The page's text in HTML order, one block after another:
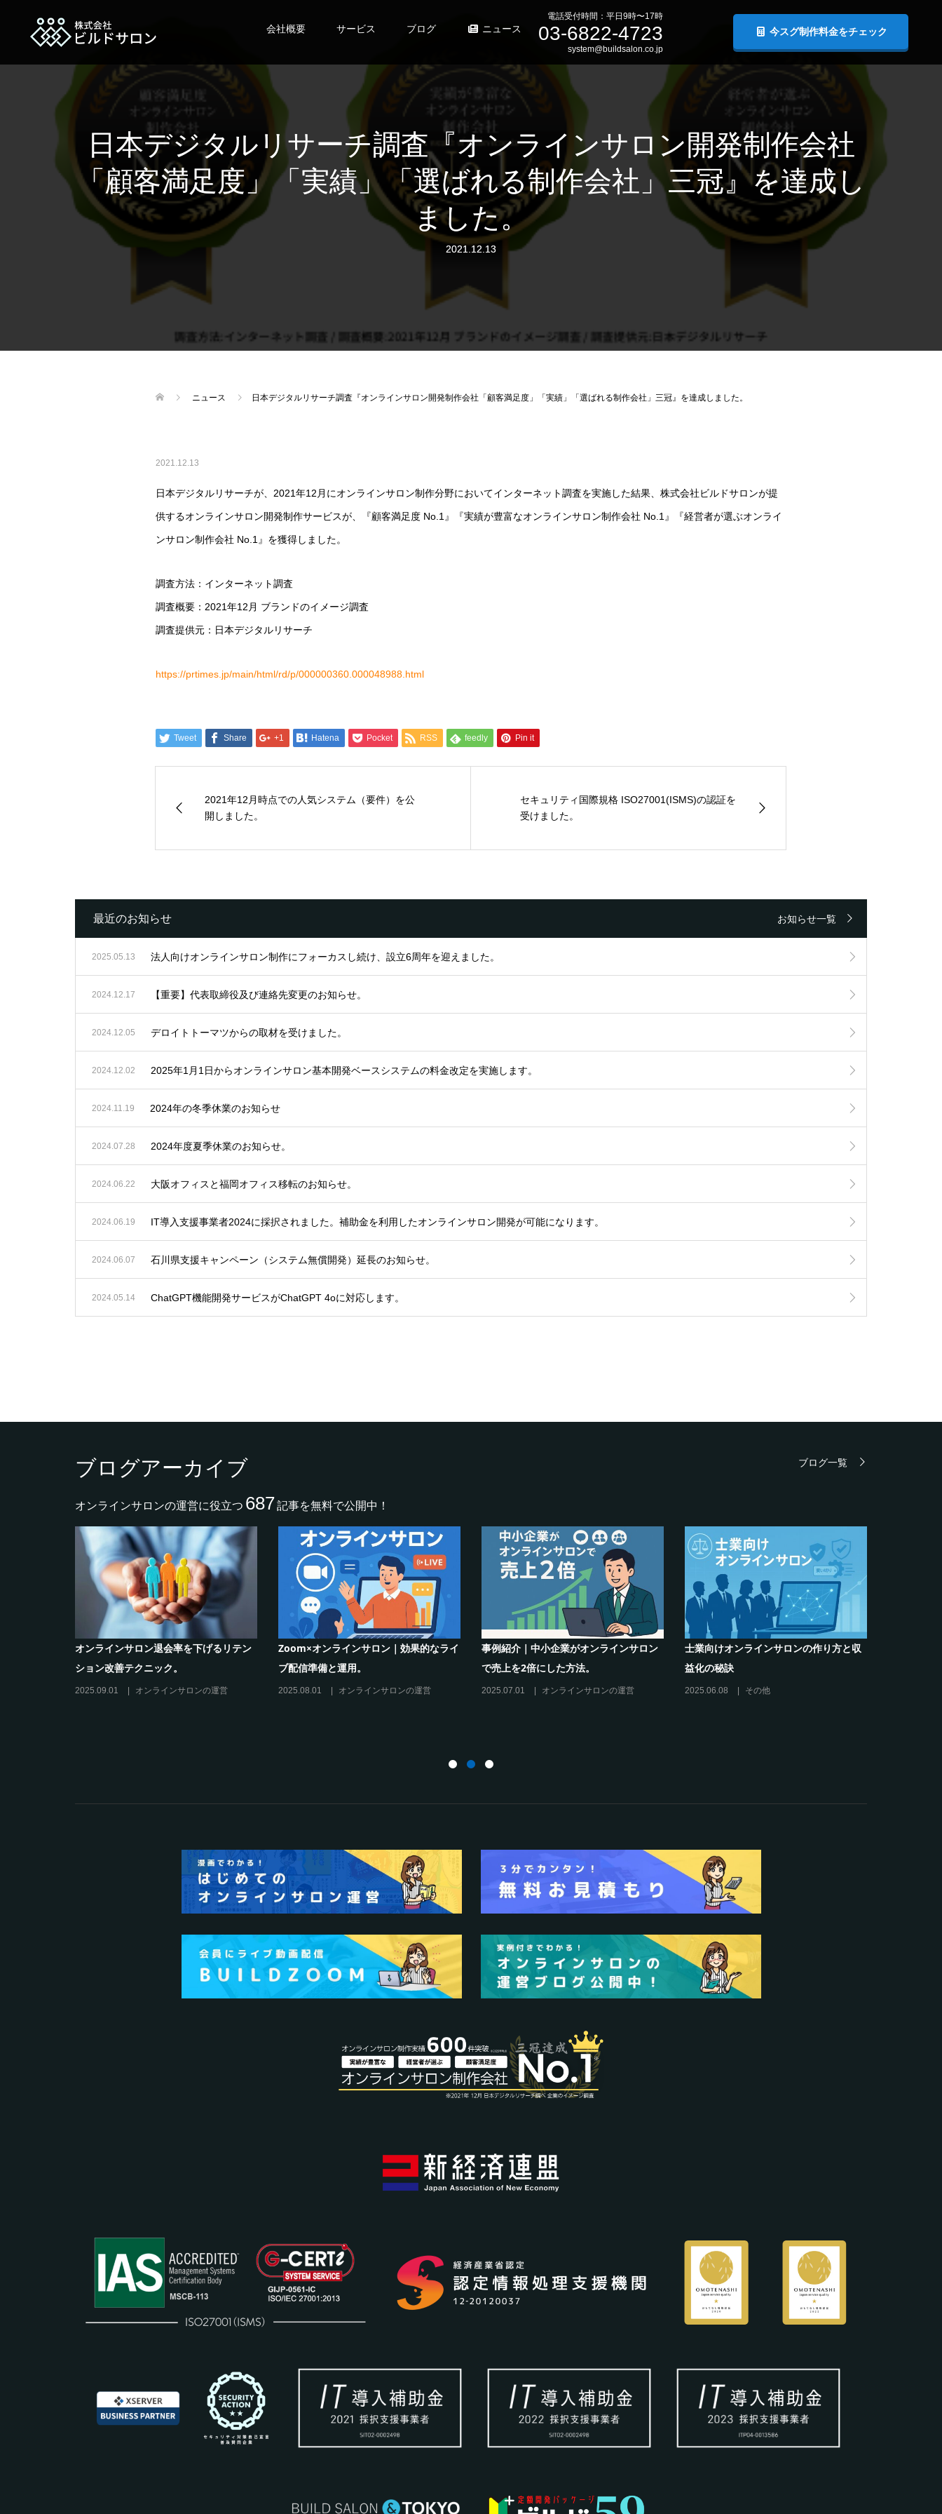
会社概要 サービス ブログ ニュース 今スグ制作料金をチェック
電話受付時間：平日9時〜17時
03-6822-4723
system@buildsalon.co.jp
日本デジタルリサーチ調査『オンラインサロン開発制作会社
「顧客満足度」「実績」「選ばれる制作会社」三冠』を達成し
ました。
2021.12.13
ニュース 日本デジタルリサーチ調査『オンラインサロン開発制作会社「顧客満足度」「実績」「選ばれる制作会社」三冠』を達成しました。
2021.12.13
日本デジタルリサーチが、2021年12月にオンラインサロン制作分野においてインターネット調査を実施した結果、株式会社ビルドサロンが提
供するオンラインサロン開発制作サービスが、『顧客満足度 No.1』『実績が豊富なオンラインサロン制作会社 No.1』『経営者が選ぶオンライ
ンサロン制作会社 No.1』を獲得しました。
調査方法：インターネット調査
調査概要：2021年12月 ブランドのイメージ調査
調査提供元：日本デジタルリサーチ
https://prtimes.jp/main/html/rd/p/000000360.000048988.html
Tweet Share +1 Hatena Pocket RSS feedly Pin it
2021年12月時点での人気システム（要件）を公
開しました。
セキュリティ国際規格 ISO27001(ISMS)の認証を
受けました。
最近のお知らせ お知らせ一覧
2025.05.13 法人向けオンラインサロン制作にフォーカスし続け、設立6周年を迎えました。
2024.12.17 【重要】代表取締役及び連絡先変更のお知らせ。
2024.12.05 デロイトトーマツからの取材を受けました。
2024.12.02 2025年1月1日からオンラインサロン基本開発ベースシステムの料金改定を実施します。
2024.11.19 2024年の冬季休業のお知らせ
2024.07.28 2024年度夏季休業のお知らせ。
2024.06.22 大阪オフィスと福岡オフィス移転のお知らせ。
2024.06.19 IT導入支援事業者2024に採択されました。補助金を利用したオンラインサロン開発が可能になります。
2024.06.07 石川県支援キャンペーン（システム無償開発）延長のお知らせ。
2024.05.14 ChatGPT機能開発サービスがChatGPT 4oに対応します。
ブログアーカイブ
オンラインサロンの運営に役立つ 687記事を無料で公開中！
ブログ一覧
シリーズ連載【運営者のお悩み解決】コ
コがポイント！リスキリングサロン運営
必須3箇条
オンラインサロンでの”学び”がこれから
のリスキリングを先導すると言えるこれ
だけの”理由”
シリーズ連載【運営者のお悩み解決】～
現存のオンラインサロンをリスキリング
に活用するには？
クリエイター系オンラインサロンの話題
席巻-”マッシュル”について調べてみた!
2024.06.25 オンラインサロンを活用する